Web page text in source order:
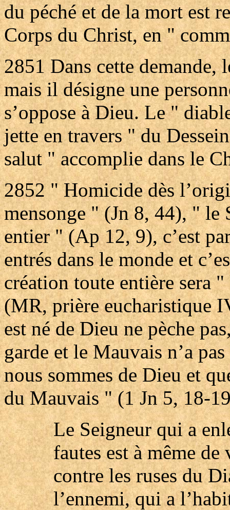
du péché et de la mort est
Corps du Christ, en "
2851 Dans cette demande,
mais il désigne une
s’oppose à Dieu. Le "
jette en travers " du
salut " accomplie dans le
2852 " Homicide dès
mensonge " (Jn 8, 44), " le
entier " (Ap 12, 9), c’est
entrés dans le monde et
création toute entière sera
(MR, prière eucharistique
est né de Dieu ne pèche
garde et le Mauvais n’a
nous sommes de Dieu et
du Mauvais " (1 Jn 5, 18-
Le Seigneur qui a
fautes est à même
contre les ruses du
l’ennemi, qui a